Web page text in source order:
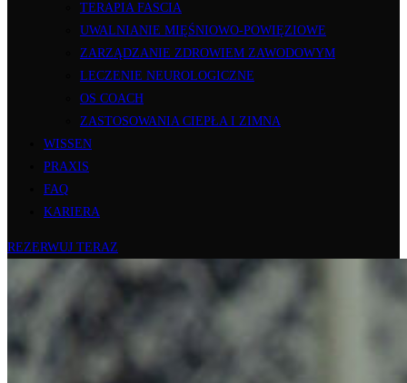
TERAPIA FASCIA
UWALNIANIE MIĘŚNIOWO-POWIĘZIOWE
ZARZĄDZANIE ZDROWIEM ZAWODOWYM
LECZENIE NEUROLOGICZNE
OS COACH
ZASTOSOWANIA CIEPŁA I ZIMNA
WISSEN
PRAXIS
FAQ
KARIERA
REZERWUJ TERAZ